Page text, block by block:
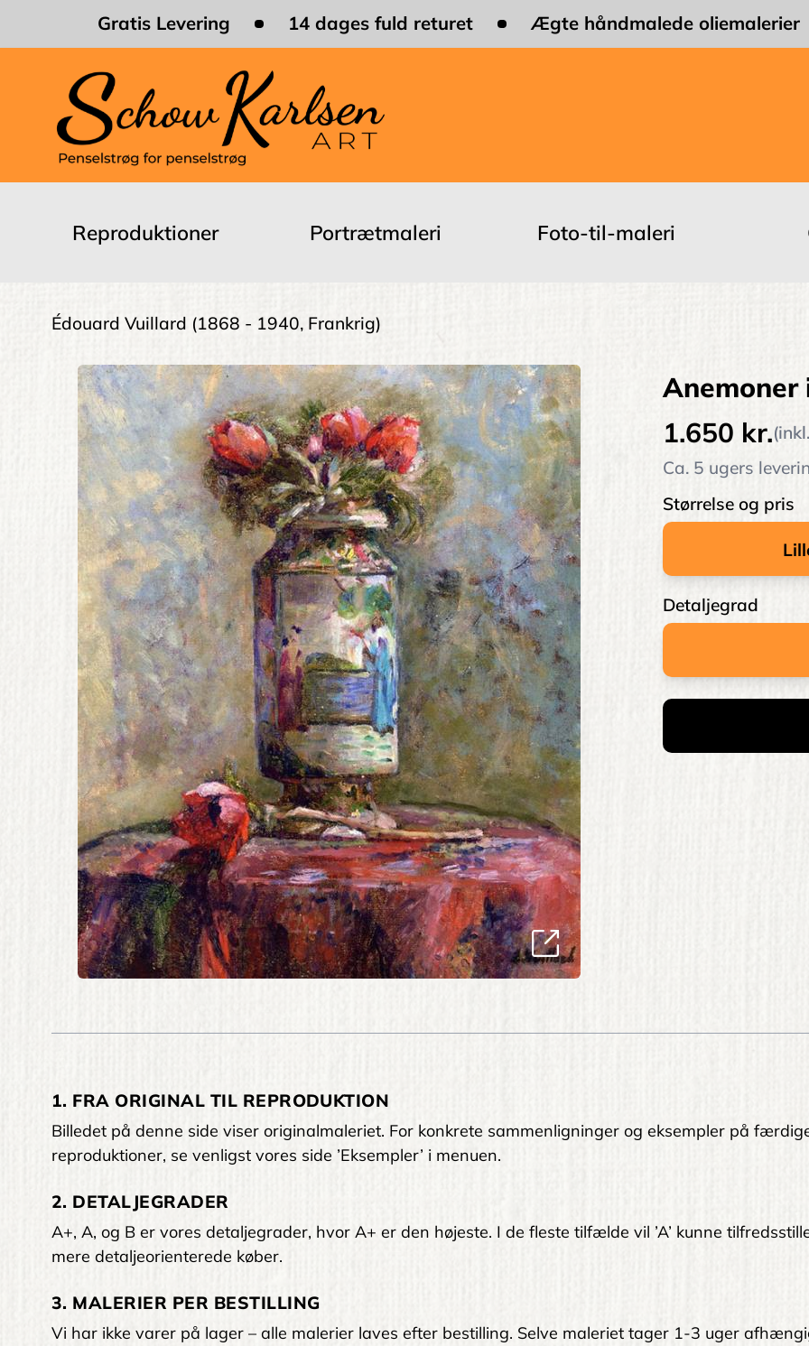
Gratis Levering 14 dages fuld returet Ægte håndmalede oliemalerier
Reproduktioner Portrætmaleri Foto-til-maleri
Brødkrumme
Édouard Vuillard (1868 - 1940, Frankrig)
Anemoner
1.650 kr.
Ca. 5 ugers
Størrelse og pris
Detaljegrad
1. FRA ORIGINAL TIL REPRODUKTION
Billedet på denne side viser originalmaleriet. For konkrete sammenligninger og eksempler på
reproduktioner, se venligst vores side ’Eksempler’ i menuen.
2. DETALJEGRADER
A+, A, og B er vores detaljegrader, hvor A+ er den højeste. I de fleste tilfælde vil ’A’ kunne
mere detaljeorienterede køber.
3. MALERIER PER BESTILLING
Vi har ikke varer på lager – alle malerier laves efter bestilling. Selve maleriet tager 1-3 uger